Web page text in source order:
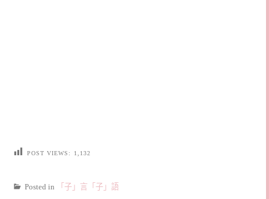
POST VIEWS: 1,132
Posted in 「子」言「子」語